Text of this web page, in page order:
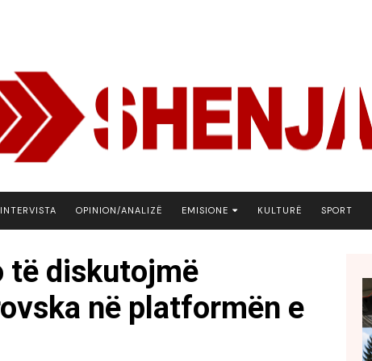
INTERVISTA OPINION/ANALIZË EMISIONE
BOTA NE FOKUS
EKONOMIKS
KULTURË SPORT
të diskutojmë
në platformën e